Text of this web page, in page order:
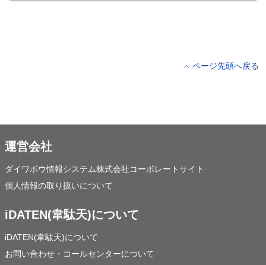
ページ先頭へ戻る
運営会社
ダイワボウ情報システム株式会社コーポレートサイト
個人情報の取り扱いについて
iDATEN(韋駄天)について
iDATEN(韋駄天)について
お問い合わせ・コールセンターについて